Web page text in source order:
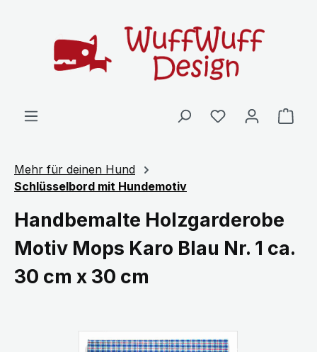
Mehr für deinen Hund
Schlüsselbord mit Hundemotiv
Handbemalte Holzgarderobe
Motiv Mops Karo Blau Nr. 1 ca.
30 cm x 30 cm
Bildergalerie überspringen